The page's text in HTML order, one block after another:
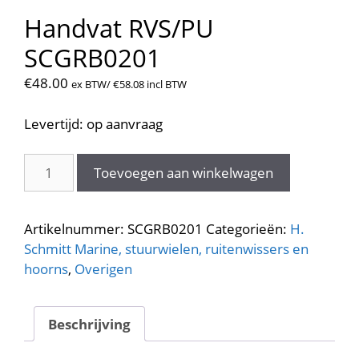
Handvat RVS/PU
SCGRB0201
€48.00 ex BTW/€58.08 incl BTW
Levertijd: op aanvraag
RVS/PU
aantal
Toevoegen aan winkelwagen
Artikelnummer: SCGRB0201 Categorieën: H.
Schmitt Marine, stuurwielen, ruitenwissers en
hoorns, Overigen
Beschrijving